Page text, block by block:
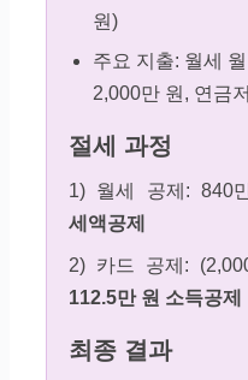
원)
주요 지출: 월세
2,000만 원, 연금
절세 과정
1) 월세 공제: 840
세액공제
2) 카드 공제:
112.5만 원 소득공제
최종 결과